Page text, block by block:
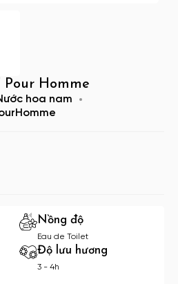
Pour Homme
hoa nam
Nồng độ
Eau de Toilet
Độ lưu hương
3 - 4h